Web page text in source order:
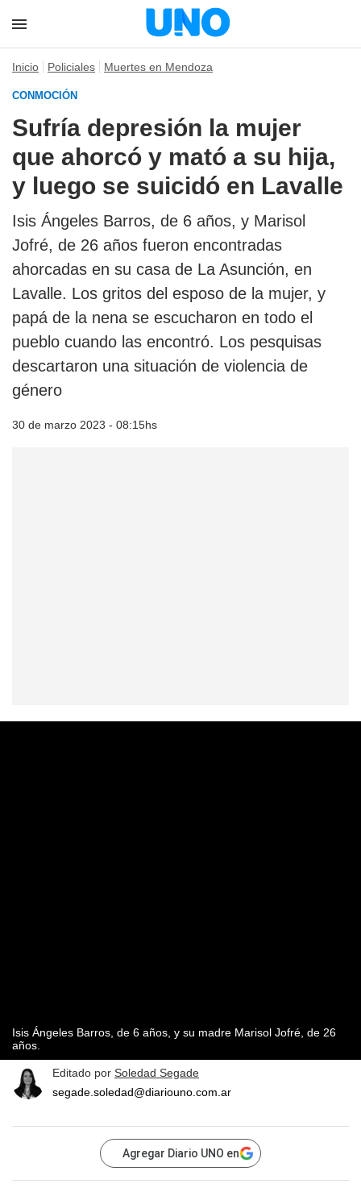
Inicio Policiales Muertes en Mendoza
CONMOCIÓN
Sufría depresión la mujer
que ahorcó y mató a su hija,
y luego se suicidó en Lavalle
Isis Ángeles Barros, de 6 años, y Marisol
Jofré, de 26 años fueron encontradas
ahorcadas en su casa de La Asunción, en
Lavalle. Los gritos del esposo de la mujer, y
papá de la nena se escucharon en todo el
pueblo cuando las encontró. Los pesquisas
descartaron una situación de violencia de
género
30 de marzo 2023 - 08:15hs
Isis Ángeles Barros, de 6 años, y su madre Marisol Jofré, de 26
años.
Editado por Soledad Segade
segade.soledad@diariouno.com.ar
Agregar Diario UNO en